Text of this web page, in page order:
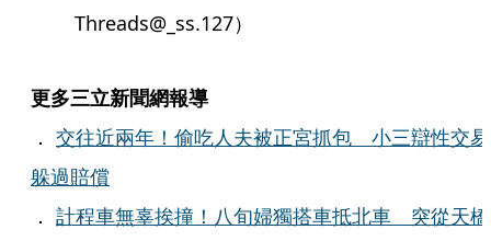
Threads@_ss.127）
更多三立新聞網報導
． 交往近兩年！偷吃人夫被正宮抓包 小三辯性交易
躲過賠償
． 計程車無辜挨撞！八旬婦獨搭車抵北車 突從天橋